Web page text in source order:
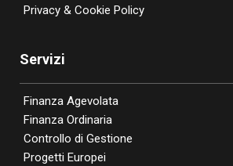
Privacy & Cookie Policy
Servizi
Finanza Agevolata
Finanza Ordinaria
Controllo di Gestione
Progetti Europei